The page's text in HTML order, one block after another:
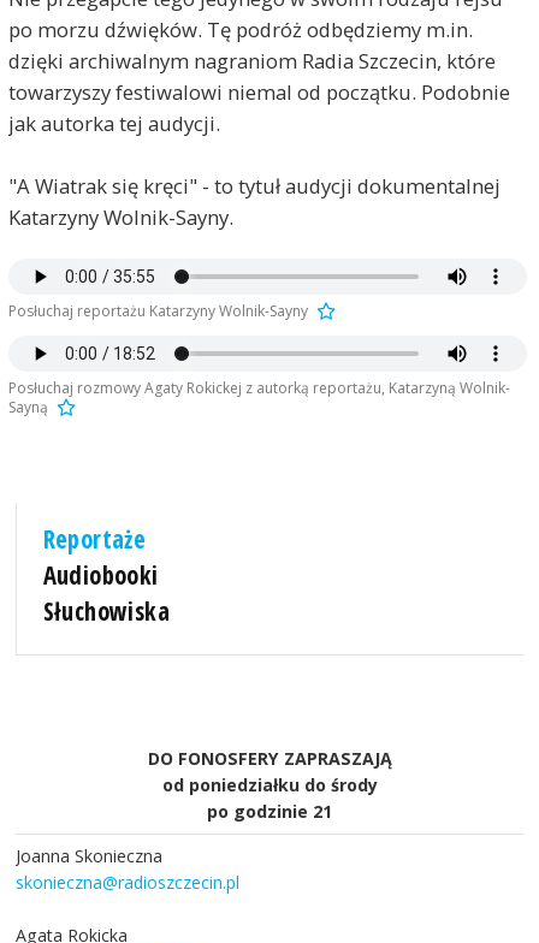
po morzu dźwięków. Tę podróż odbędziemy m.in.
dzięki archiwalnym nagraniom Radia Szczecin, które
towarzyszy festiwalowi niemal od początku. Podobnie
jak autorka tej audycji.
"A Wiatrak się kręci" - to tytuł audycji dokumentalnej
Katarzyny Wolnik-Sayny.
Posłuchaj reportażu Katarzyny Wolnik-Sayny
Posłuchaj rozmowy Agaty Rokickej z autorką reportażu, Katarzyną Wolnik-
Sayną
Reportaże
Audiobooki
Słuchowiska
DO FONOSFERY ZAPRASZAJĄ
od poniedziałku do środy
po godzinie 21
Joanna Skonieczna
skonieczna@radioszczecin.pl
Agata Rokicka